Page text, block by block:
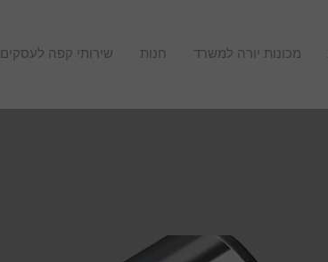
מכונות יורה למשרד חנות שירותי קפה לעסקים